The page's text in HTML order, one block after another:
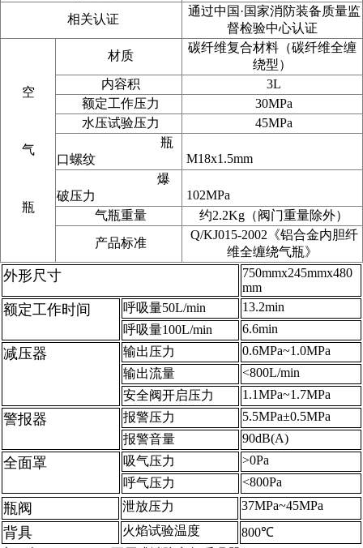
相关认证
通过中国·国家消防装备质量监
督检验中心认证
空
气
瓶
材质
碳纤维复合材料（碳纤维全缠
绕型）
内容积
3L
额定工作压力
30MPa
水压试验压力
45MPa
瓶
口螺纹
M18x1.5mm
爆
破压力
102MPa
气瓶重量
约2.2Kg（阀门重量除外）
产品标准
Q/KJ015-2002《铝合金内胆纤
维全缠绕气瓶》
外形尺寸
750mmx245mmx480
mm
额定工作时间 呼吸量50L/min
13.2min
呼吸量100L/min
6.6min
减压器 输出压力
0.6MPa~1.0MPa
输出流量
<800L/min
安全阀开启压力
1.1MPa~1.7MPa
警报器 报警压力
5.5MPa±0.5MPa
报警音量
90dB(A)
全面罩 吸气压力
>0Pa
呼气压力
<800Pa
瓶阀 泄放压力 37MPa~45MPa
背具 火焰试验温度
800℃